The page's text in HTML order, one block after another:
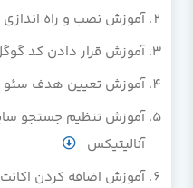
آموزش نصب و راه اندازی
آموزش قرار دادن کد
آموزش تعیین هدف سئو
آنالیتیکس
آموزش اضافه کردن